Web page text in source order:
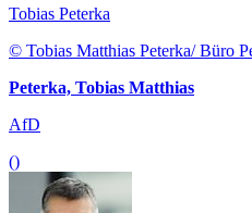
Tobias Peterka
© Tobias Matthias Peterka/ Büro
Peterka, Tobias Matthias
AfD
()